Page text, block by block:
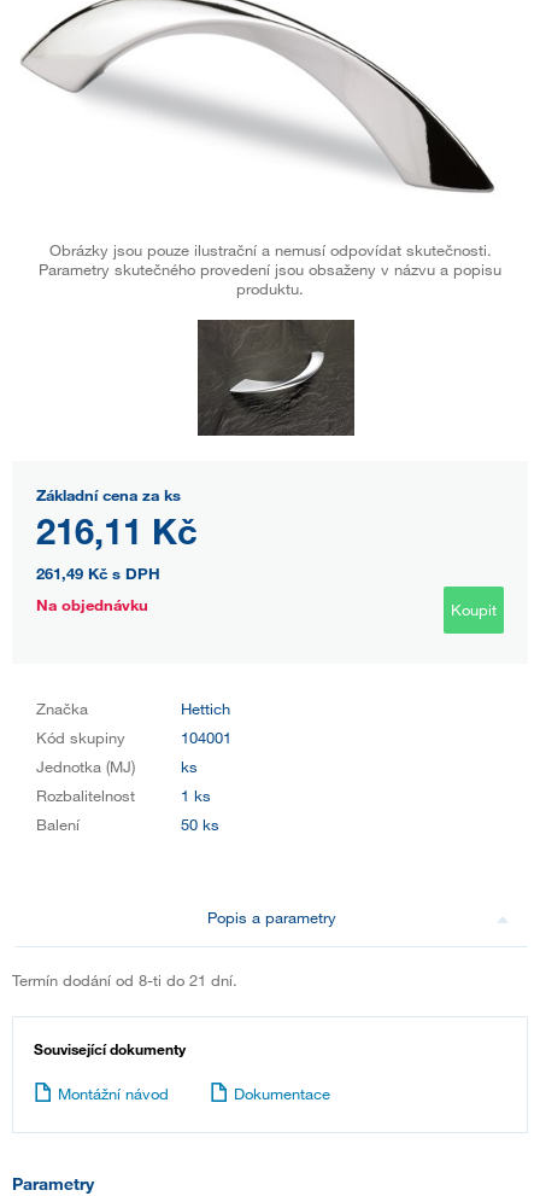
Obrázky jsou pouze ilustrační a nemusí odpovídat skutečnosti.
Parametry skutečného provedení jsou obsaženy v názvu a popisu
produktu.
Základní cena za ks
216,11 Kč
261,49 Kč s DPH
Na objednávku
Koupit
Značka
Hettich
Kód skupiny
104001
Jednotka (MJ)
ks
Rozbalitelnost
1 ks
Balení
50 ks
Popis a parametry
Termín dodání od 8-ti do 21 dní.
Související dokumenty
Montážní návod Dokumentace
Parametry